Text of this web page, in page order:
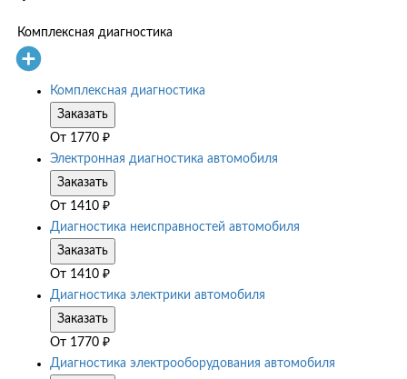
Комплексная диагностика
Комплексная диагностика
Заказать
От 1770 ₽
Электронная диагностика автомобиля
Заказать
От 1410 ₽
Диагностика неисправностей автомобиля
Заказать
От 1410 ₽
Диагностика электрики автомобиля
Заказать
От 1770 ₽
Диагностика электрооборудования автомобиля